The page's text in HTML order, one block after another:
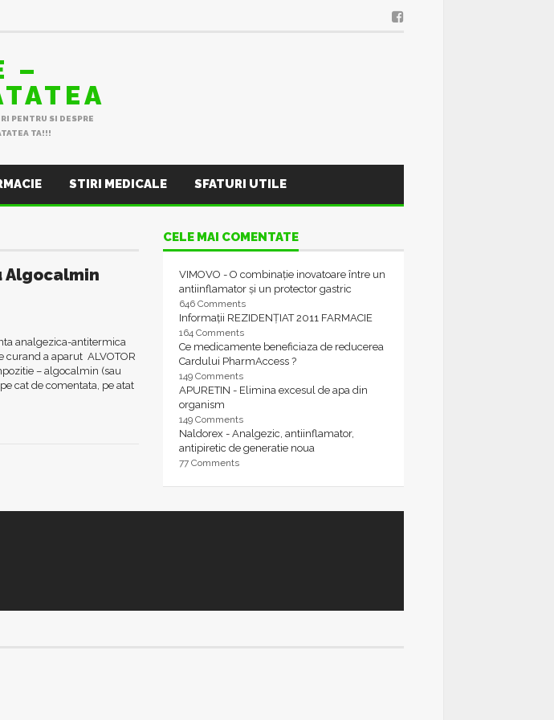
–
PENTRU SI DESPRE
TA!!!
STIRI MEDICALE SFATURI UTILE
Algocalmin
analgezica-antitermica
curand a aparut ALVOTOR
– algocalmin (sau
cat de comentata, pe atat
CELE MAI COMENTATE
VIMOVO - O combinație inovatoare între un
antiinflamator și un protector gastric
646 Comments
Informații REZIDENȚIAT 2011 FARMACIE
164 Comments
Ce medicamente beneficiaza de reducerea
Cardului PharmAccess ?
149 Comments
APURETIN - Elimina excesul de apa din
organism
149 Comments
Naldorex - Analgezic, antiinflamator,
antipiretic de generatie noua
77 Comments